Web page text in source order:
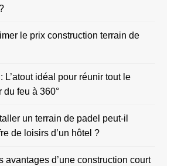
le prix construction terrain de
L’atout idéal pour réunir tout le
du feu à 360°
un terrain de padel peut-il
de loisirs d’un hôtel ?
avantages d’une construction court